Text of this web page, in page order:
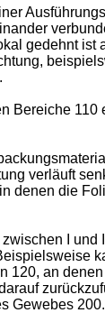
gedehnt
verläuft
denen die
I
an
Gewebes 200.